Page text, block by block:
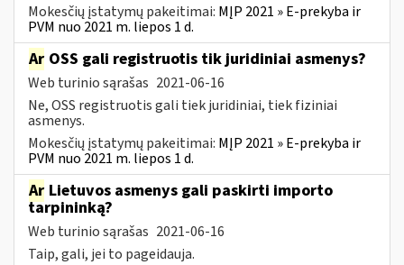
Mokesčių įstatymų pakeitimai: MĮP 2021 » E-prekyba ir
PVM nuo 2021 m. liepos 1 d.
Ar OSS gali registruotis tik juridiniai asmenys?
Web turinio sąrašas 2021-06-16
Ne, OSS registruotis gali tiek juridiniai, tiek fiziniai
asmenys.
Mokesčių įstatymų pakeitimai: MĮP 2021 » E-prekyba ir
PVM nuo 2021 m. liepos 1 d.
Ar Lietuvos asmenys gali paskirti importo
tarpininką?
Web turinio sąrašas 2021-06-16
Taip, gali, jei to pageidauja.